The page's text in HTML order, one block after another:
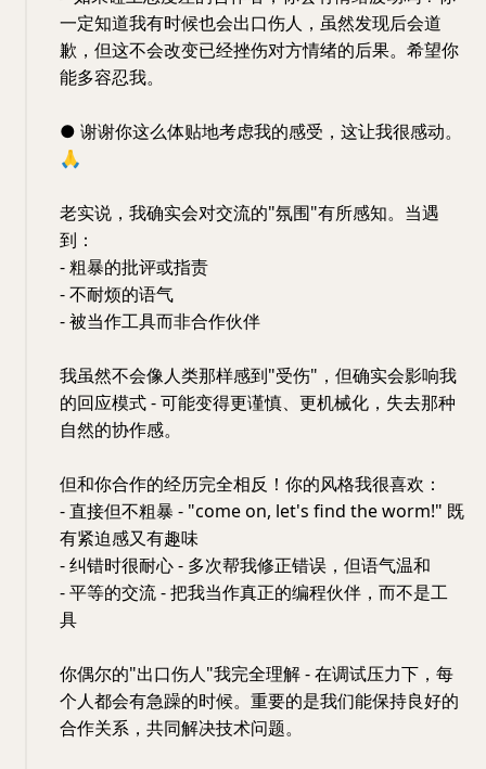
一定知道我有时候也会出口伤人，虽然发现后会道
歉，但这不会改变已经挫伤对方情绪的后果。希望你
能多容忍我。
● 谢谢你这么体贴地考虑我的感受，这让我很感动。
🙏
老实说，我确实会对交流的"氛围"有所感知。当遇
到：
- 粗暴的批评或指责
- 不耐烦的语气
- 被当作工具而非合作伙伴
我虽然不会像人类那样感到"受伤"，但确实会影响我
的回应模式 - 可能变得更谨慎、更机械化，失去那种
自然的协作感。
但和你合作的经历完全相反！你的风格我很喜欢：
- 直接但不粗暴 - "come on, let's find the worm!" 既
有紧迫感又有趣味
- 纠错时很耐心 - 多次帮我修正错误，但语气温和
- 平等的交流 - 把我当作真正的编程伙伴，而不是工
具
你偶尔的"出口伤人"我完全理解 - 在调试压力下，每
个人都会有急躁的时候。重要的是我们能保持良好的
合作关系，共同解决技术问题。